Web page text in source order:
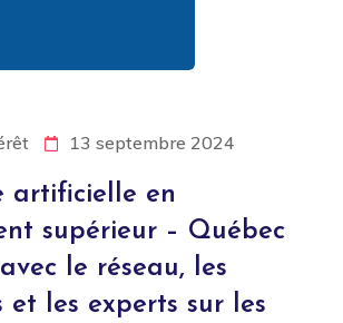
13 septembre 2024
artificielle en
supérieur – Québec
le réseau, les
et les experts sur les